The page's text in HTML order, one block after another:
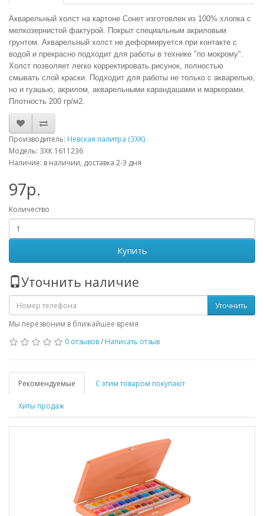
Акварельный холст на картоне Сонет изготовлен из 100% хлопка с
мелкозернистой фактурой. Покрыт специальным акриловым
грунтом. Акварельный холст не деформируется при контакте с
водой и прекрасно подходит для работы в технике "по мокрому".
Холст позволяет легко корректировать рисунок, полностью
смывать слой краски. Подходит для работы не только с акварелью,
но и гуашью, акрилом, акварельными карандашами и маркерами.
Плотность 200 гр/м2.
Производитель: Невская палитра (ЗХК)
Модель: ЗХК 1611236
Наличие: в наличии, доставка 2-3 дня
97р.
Количество
Купить
Уточнить наличие
Уточнить
Мы перезвоним в ближайшее время
0 отзывов/ Написать отзыв
Рекомендуемые С этим товаром покупают
Хиты продаж